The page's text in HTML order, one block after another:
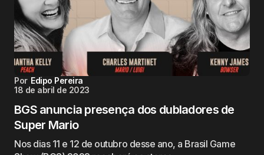
Por Edipo Pereira
18 de abril de 2023
BGS anuncia presença dos dubladores de
Super Mario
Nos dias 11 e 12 de outubro desse ano, a Brasil Game